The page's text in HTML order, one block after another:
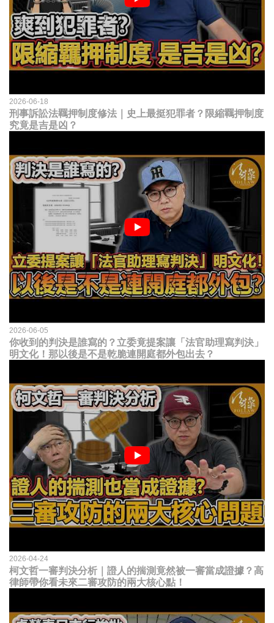
2026-06-18
刑事訴訟法羈押制度修法｜史上最挺犯罪者？限縮羈押制度
究竟是吉是凶？
2026-06-05
你收到的判決是誰寫的？立委竟提案讓「法官助理寫判決」
明文化！那以後是不是乾脆連開庭都外包出去？
2026-04-24
柯文哲一審判決分析｜證人的揣測竟然被一審當成證據？高
律師帶你看未來二審攻防的兩大核心點！